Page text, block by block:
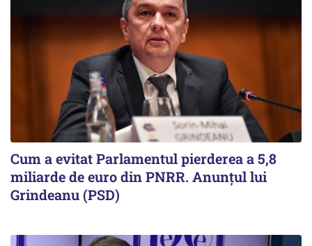
Cum a evitat Parlamentul pierderea a 5,8
miliarde de euro din PNRR. Anunțul lui
Grindeanu (PSD)